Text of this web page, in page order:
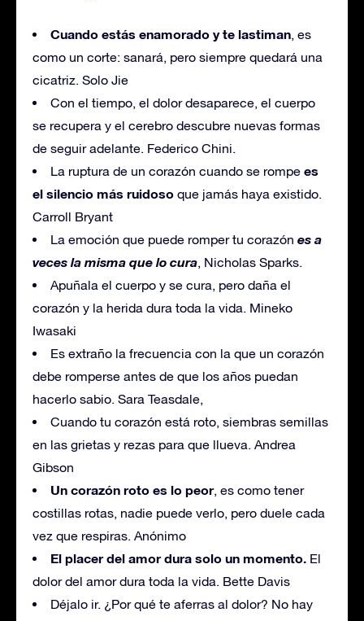
Cuando estás enamorado y te lastiman, es
como un corte: sanará, pero siempre quedará una
cicatriz. Solo Jie
Con el tiempo, el dolor desaparece, el cuerpo
se recupera y el cerebro descubre nuevas formas
de seguir adelante. Federico Chini.
La ruptura de un corazón cuando se rompe es
el silencio más ruidoso que jamás haya existido.
Carroll Bryant
La emoción que puede romper tu corazón es a
veces la misma que lo cura, Nicholas Sparks.
Apuñala el cuerpo y se cura, pero daña el
corazón y la herida dura toda la vida. Mineko
Iwasaki
Es extraño la frecuencia con la que un corazón
debe romperse antes de que los años puedan
hacerlo sabio. Sara Teasdale,
Cuando tu corazón está roto, siembras semillas
en las grietas y rezas para que llueva. Andrea
Gibson
Un corazón roto es lo peor, es como tener
costillas rotas, nadie puede verlo, pero duele cada
vez que respiras. Anónimo
El placer del amor dura solo un momento. El
dolor del amor dura toda la vida. Bette Davis
Déjalo ir. ¿Por qué te aferras al dolor? No hay